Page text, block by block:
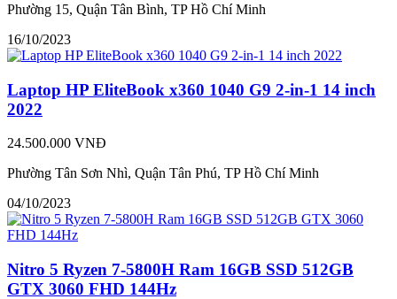
Phường 15, Quận Tân Bình, TP Hồ Chí Minh
16/10/2023
Laptop HP EliteBook x360 1040 G9 2-in-1 14 inch
2022
24.500.000 VNĐ
Phường Tân Sơn Nhì, Quận Tân Phú, TP Hồ Chí Minh
04/10/2023
Nitro 5 Ryzen 7-5800H Ram 16GB SSD 512GB
GTX 3060 FHD 144Hz